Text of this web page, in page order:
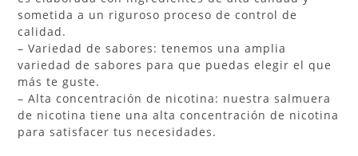
sometida a un riguroso proceso de control de
calidad.
– Variedad de sabores: tenemos una amplia
variedad de sabores para que puedas elegir el que
más te guste.
– Alta concentración de nicotina: nuestra salmuera
de nicotina tiene una alta concentración de nicotina
para satisfacer tus necesidades.